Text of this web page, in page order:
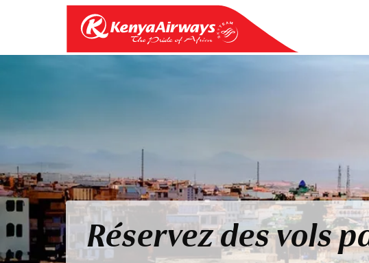
Réservez des vols